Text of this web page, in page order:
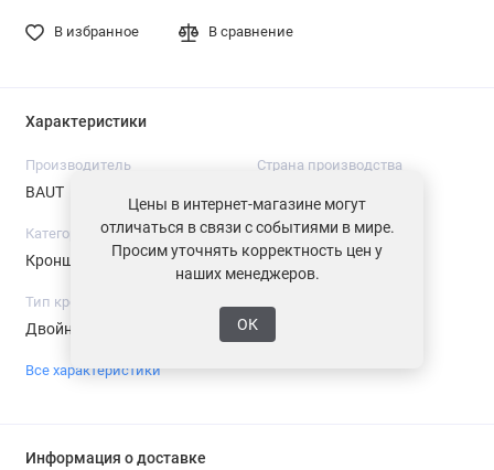
В избранное В сравнение
Характеристики
Производитель
BAUT
Страна производства
Категория
Кронштейн
Размер, мм
145
Тип кронштейна
Двойной Нержавеющая сталь
Все характеристики
Информация о доставке
Цены в интернет-магазине могут
отличаться в связи с событиями в мире.
Просим уточнять корректность цен у
наших менеджеров.
ОК